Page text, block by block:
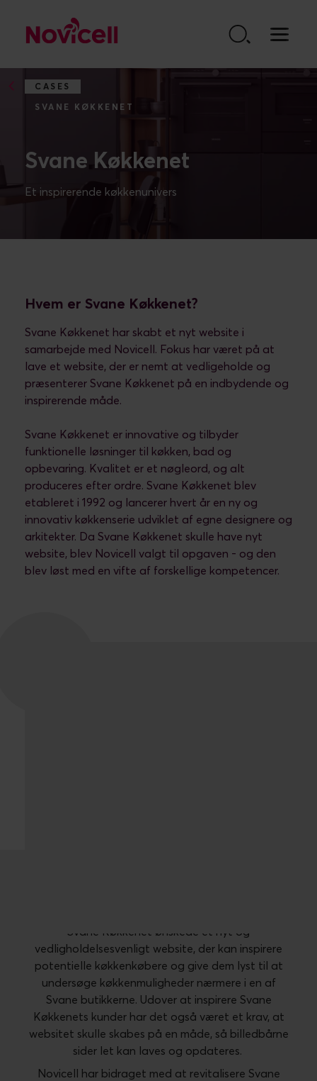
CASES
SVANE KØKKENET
Svane Køkkenet
Hvem er Svane Køkkenet?
Svane Køkkenet har skabt et nyt website i
samarbejde med Novicell. Fokus har været på at
lave et website, der er nemt at vedligeholde og
præsenterer Svane Køkkenet på en indbydende og
inspirerende måde.
Svane Køkkenet er innovative og tilbyder
funktionelle løsninger til køkken, bad og
opbevaring. Kvalitet er et nøgleord, og alt
produceres efter ordre. Svane Køkkenet blev
etableret i 1992 og lancerer hvert år en ny og
innovativ køkkenserie udviklet af egne designere og
arkitekter. Da Svane Køkkenet skulle have nyt
website, blev Novicell valgt til opgaven - og den
blev løst med en vifte af forskellige kompetencer.
Svane Køkkenet ønskede et nyt og
vedligholdelsesvenligt website, der kan inspirere
potentielle køkkenkøbere og give dem lyst til at
undersøge køkkenmuligheder nærmere i en af
Svane butikkerne. Udover at inspirere Svane
Køkkenets kunder har det også været et krav, at
websitet skulle skabes på en måde, så billedbårne
sider let kan laves og opdateres.
Novicell har bidraget med at revitalisere Svane